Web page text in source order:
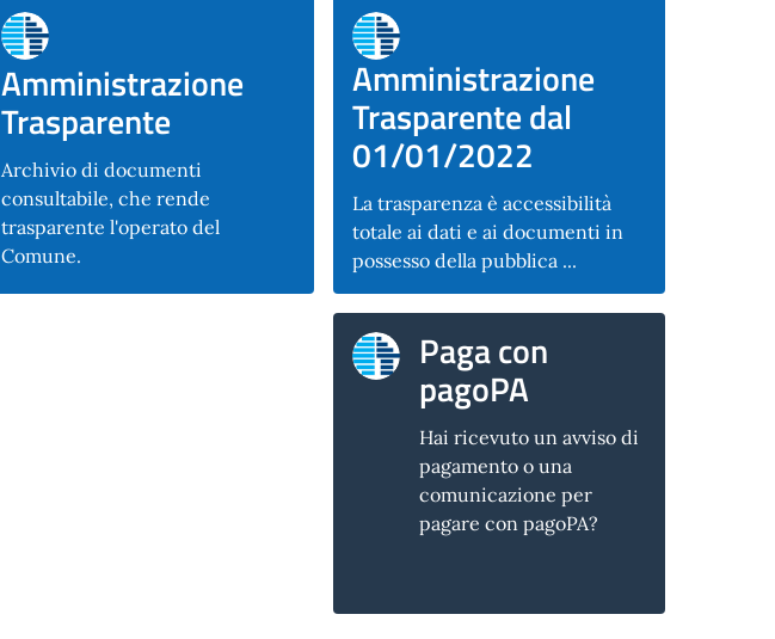
Amministrazione
Trasparente
Archivio di documenti
consultabile, che rende
trasparente l'operato del
Comune.
Amministrazione
Trasparente dal
01/01/2022
La trasparenza è accessibilità
totale ai dati e ai documenti in
possesso della pubblica ...
Paga con
pagoPA
Hai ricevuto un avviso di
pagamento o una
comunicazione per
pagare con pagoPA?